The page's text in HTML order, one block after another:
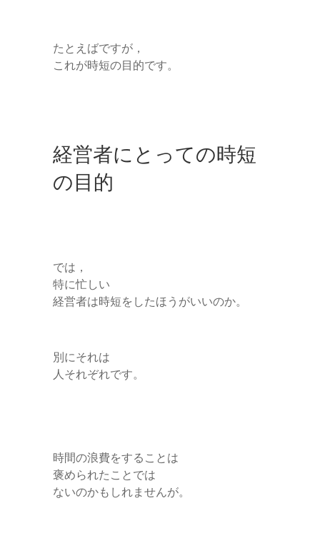
たとえばですが，
これが時短の目的です。
経営者にとっての時短
の目的
では，
特に忙しい
経営者は時短をしたほうがいいのか。
別にそれは
人それぞれです。
時間の浪費をすることは
褒められたことでは
ないのかもしれませんが。